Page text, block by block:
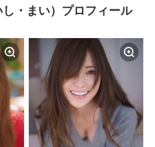
・まい）プロフィール